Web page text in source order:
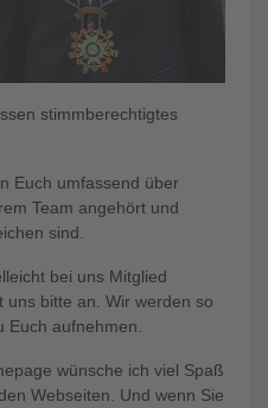
stimmberechtigtes
Euch umfassend über
Team angehört und
sind.
bei uns Mitglied
bitte an. Wir werden so
Euch aufnehmen.
wünsche ich viel Spaß
Webseiten. Und wenn Sie